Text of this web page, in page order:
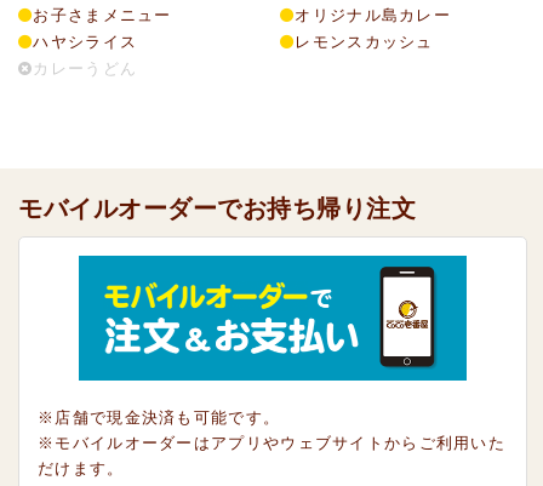
お子さまメニュー
ハヤシライス
カレーうどん
オリジナル島カレー
レモンスカッシュ
モバイルオーダーでお持ち帰り注文
※店舗で現金決済も可能です。
※モバイルオーダーはアプリやウェブサイトからご利用いた
だけます。